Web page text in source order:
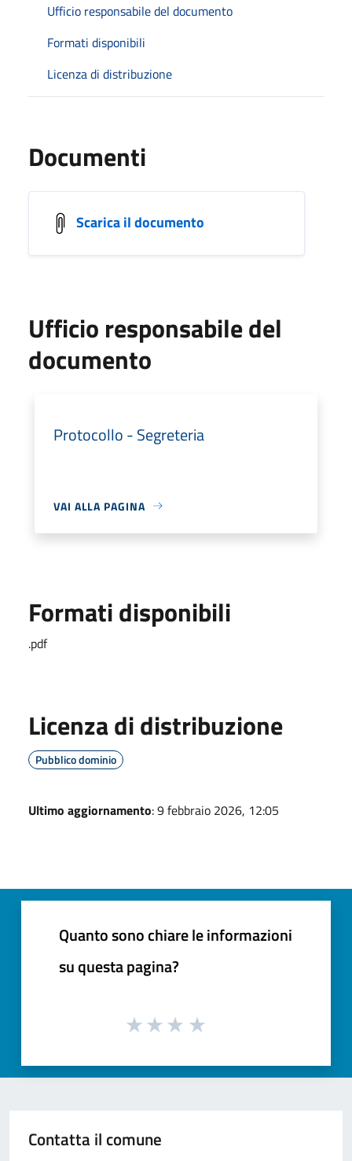
Ufficio responsabile del documento
Formati disponibili
Licenza di distribuzione
Documenti
Scarica il documento
Ufficio responsabile del
documento
Protocollo - Segreteria
VAI ALLA PAGINA
Formati disponibili
.pdf
Licenza di distribuzione
Pubblico dominio
Ultimo aggiornamento: 9 febbraio 2026, 12:05
Quanto sono chiare le informazioni
su questa pagina?
Contatta il comune